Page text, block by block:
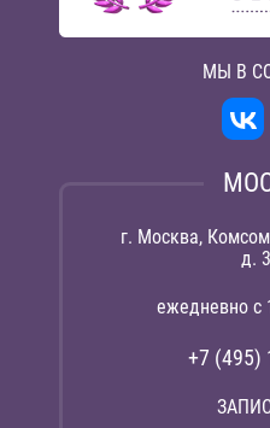
МЫ В
г. Москва,
д.
ежедневно с
+7 (495)